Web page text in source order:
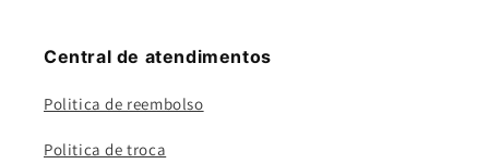
Central de atendimentos
Politica de reembolso
Politica de troca